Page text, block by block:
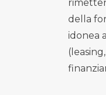
della
idonea